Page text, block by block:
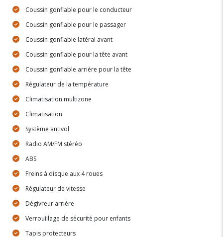
Coussin gonflable pour le conducteur
Coussin gonflable pour le passager
Coussin gonflable latéral avant
Coussin gonflable pour la tête avant
Coussin gonflable arrière pour la tête
Régulateur de la température
Climatisation multizone
Climatisation
Système antivol
Radio AM/FM stéréo
ABS
Freins à disque aux 4 roues
Régulateur de vitesse
Dégivreur arrière
Verrouillage de sécurité pour enfants
Tapis protecteurs